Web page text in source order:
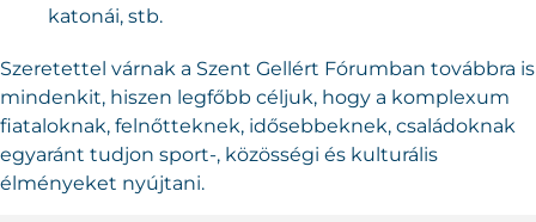
katonái, stb.
Szeretettel várnak a Szent Gellért Fórumban továbbra is
mindenkit, hiszen legfőbb céljuk, hogy a komplexum
fiataloknak, felnőtteknek, idősebbeknek, családoknak
egyaránt tudjon sport-, közösségi és kulturális
élményeket nyújtani.